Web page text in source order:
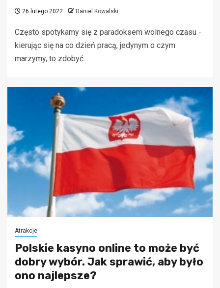
26 lutego 2022 Daniel Kowalski
Często spotykamy się z paradoksem wolnego czasu -
kierując się na co dzień pracą, jedynym o czym
marzymy, to zdobyć...
Atrakcje
Polskie kasyno online to może być
dobry wybór. Jak sprawić, aby było
ono najlepsze?